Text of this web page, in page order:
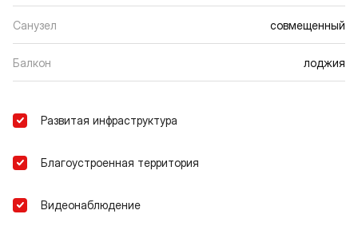
Санузел совмещенный
Балкон лоджия
Развитая инфраструктура
Благоустроенная территория
Видеонаблюдение